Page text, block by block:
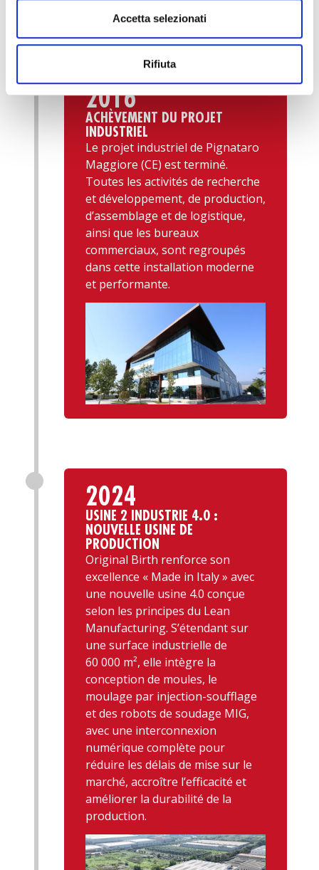
Accetta selezionati
Rifiuta
2016
ACHÈVEMENT DU PROJET
INDUSTRIEL
Le projet industriel de Pignataro
Maggiore (CE) est terminé.
Toutes les activités de recherche
et développement, de production,
d’assemblage et de logistique,
ainsi que les bureaux
commerciaux, sont regroupés
dans cette installation moderne
et performante.
2024
USINE 2 INDUSTRIE 4.0 :
NOUVELLE USINE DE
PRODUCTION
Original Birth renforce son
excellence « Made in Italy » avec
une nouvelle usine 4.0 conçue
selon les principes du Lean
Manufacturing. S’étendant sur
une surface industrielle de
60 000 m², elle intègre la
conception de moules, le
moulage par injection-soufflage
et des robots de soudage MIG,
avec une interconnexion
numérique complète pour
réduire les délais de mise sur le
marché, accroître l’efficacité et
améliorer la durabilité de la
production.